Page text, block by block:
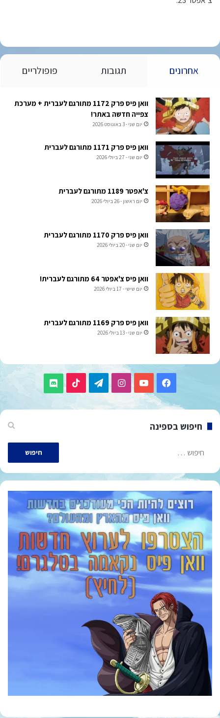
אחרונים תגובות פופולריים
וואן פיס פרק 1172 מתורגם לעברית + מערכת
צפייה חדשה באתר!
יום שני - 3 באוגוסט 2026
וואן פיס פרק 1171 מתורגם לעברית
יום שני - 27 ביולי 2026
צ'אפטר 1189 מתורגם לעברית
יום ראשון - 26 ביולי 2026
וואן פיס פרק 1170 מתורגם לעברית
יום שני - 20 ביולי 2026
וואן פיס צ'אפטר 64 מתורגם לעברית!
יום שישי - 17 ביולי 2026
וואן פיס פרק 1169 מתורגם לעברית
יום שני - 13 ביולי 2026
Facebook
YouTube
Instagram
Telegram
TikTok
Discord
חיפוש בספינה
חיפוש: